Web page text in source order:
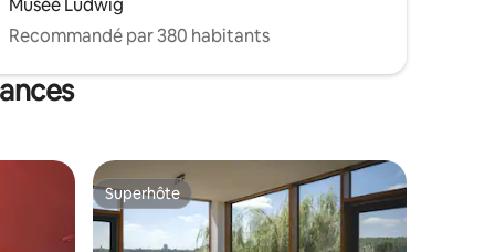
Musée Ludwig
Recommandé par 380 habitants
Superhôte
Superhôte